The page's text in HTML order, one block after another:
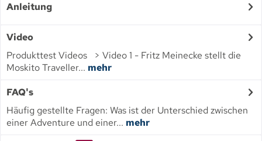
Anleitung
Video
Produkttest Videos > Video 1 - Fritz Meinecke stellt die
Moskito Traveller... mehr
FAQ's
Häufig gestellte Fragen: Was ist der Unterschied zwischen
einer Adventure und einer... mehr